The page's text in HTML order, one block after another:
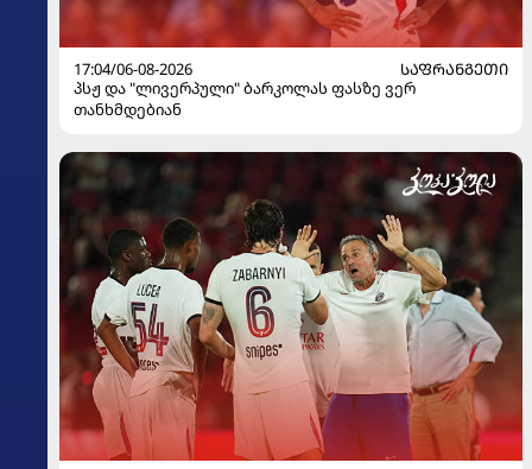
17:04/06-08-2026
ᲡᲐᲤᲠᲐᲜᲒᲔᲗᲘ
პსჟ და "ლივერპული" ბარკოლას ფასზე ვერ
თანხმდებიან